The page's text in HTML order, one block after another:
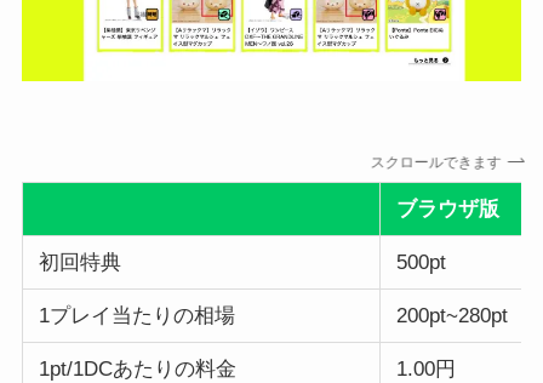
スクロールできます
ブラウザ版
初回特典 500pt
1プレイ当たりの相場 200pt~280pt
1pt/1DCあたりの料金 1.00円